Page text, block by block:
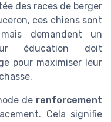
des races de berger
ces chiens sont
demandent un
éducation doit
pour maximiser leur
de renforcement
Cela signifie